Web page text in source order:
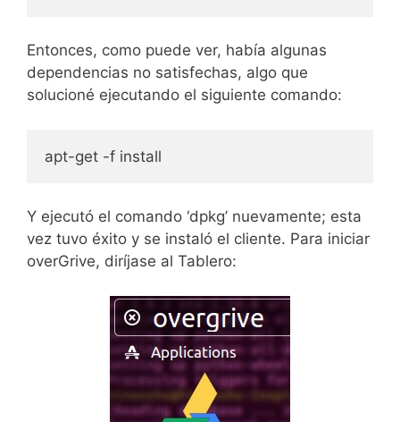
Entonces, como puede ver, había algunas
dependencias no satisfechas, algo que
solucioné ejecutando el siguiente comando:
apt-get -f install
Y ejecutó el comando ‘dpkg’ nuevamente; esta
vez tuvo éxito y se instaló el cliente. Para iniciar
overGrive, diríjase al Tablero: